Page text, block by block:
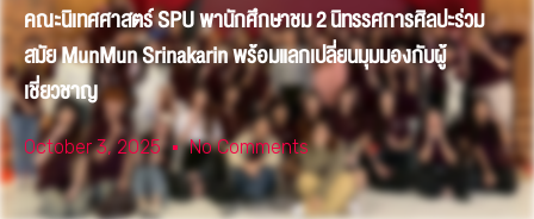
คณะนิเทศศาสตร์ SPU พานักศึกษาชม 2 นิทรรศการศิลปะร่วม
สมัย MunMun Srinakarin พร้อมแลกเปลี่ยนมุมมองกับผู้
เชี่ยวชาญ
October 3, 2025 No Comments